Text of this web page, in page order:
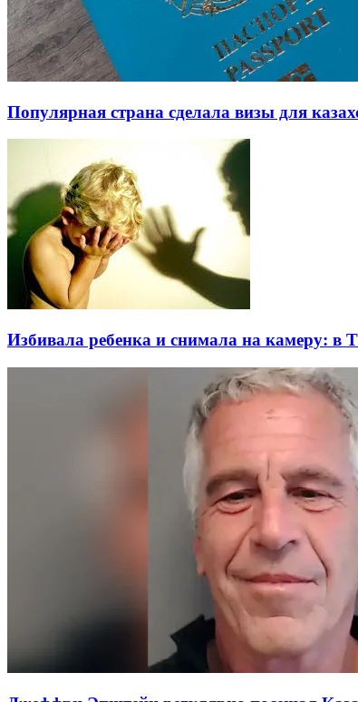
Популярная страна сделала визы для
Избивала ребенка и снимала на камеру: в